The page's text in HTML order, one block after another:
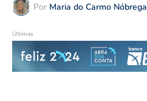
Por Maria do Carmo Nóbrega
Últimas